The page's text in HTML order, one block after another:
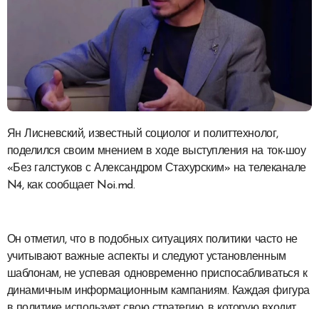
Ян Лисневский, известный социолог и политтехнолог,
поделился своим мнением в ходе выступления на ток-шоу
«Без галстуков с Александром Стахурским» на телеканале
N4, как сообщает Noi.md.
Он отметил, что в подобных ситуациях политики часто не
учитывают важные аспекты и следуют установленным
шаблонам, не успевая одновременно приспосабливаться к
динамичным информационным кампаниям. Каждая фигура